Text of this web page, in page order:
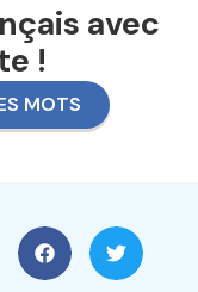
avec
!
MOTS